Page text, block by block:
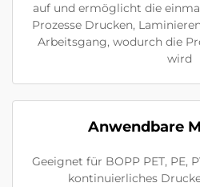
auf und ermöglicht die
Prozesse Drucken,
Arbeitsgang, wodurch die
wird
Anwendbare
Geeignet für BOPP PET, PE,
kontinuierliches